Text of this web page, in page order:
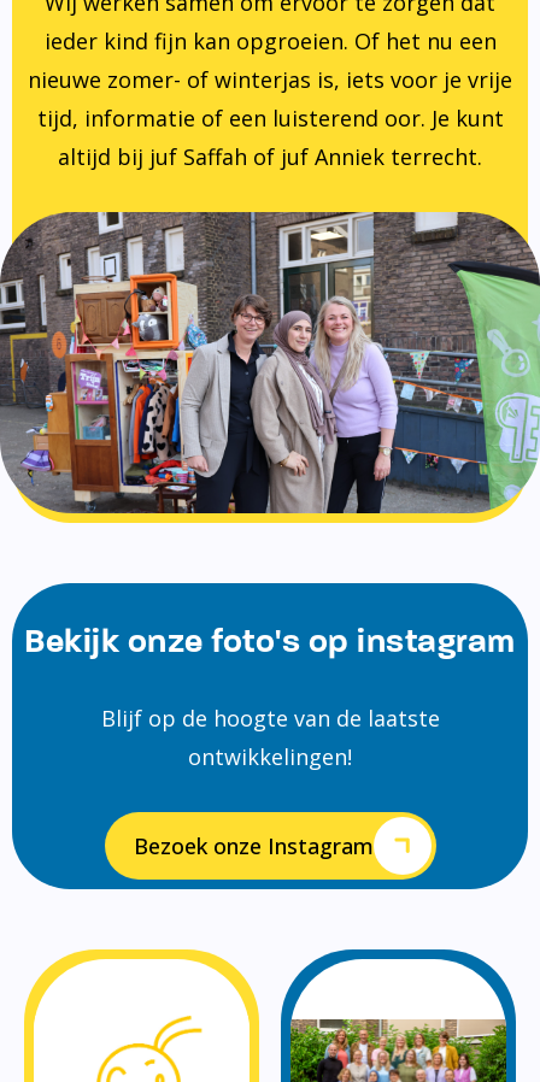
ieder kind fijn kan opgroeien. Of het nu een
nieuwe zomer- of winterjas is, iets voor je vrije
tijd, informatie of een luisterend oor. Je kunt
altijd bij juf Saffah of juf Anniek terrecht.
Bekijk onze foto's op instagram
Blijf op de hoogte van de laatste
ontwikkelingen!
Bezoek onze Instagram